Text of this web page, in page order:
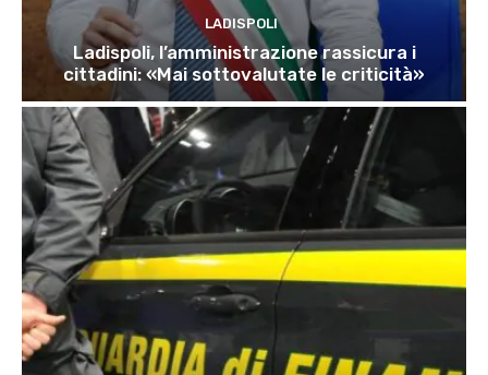
LADISPOLI
Ladispoli, l’amministrazione rassicura i
cittadini: «Mai sottovalutate le criticità»